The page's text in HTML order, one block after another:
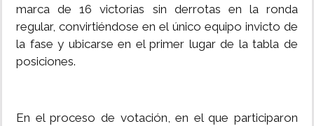
marca de 16 victorias sin derrotas en la ronda
regular, convirtiéndose en el único equipo invicto de
la fase y ubicarse en el primer lugar de la tabla de
posiciones.
En el proceso de votación, en el que participaron